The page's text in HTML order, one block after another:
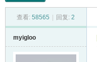
› ›
查看: 58565 回复: 2
myigloo